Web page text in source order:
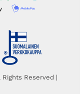
Reserved |